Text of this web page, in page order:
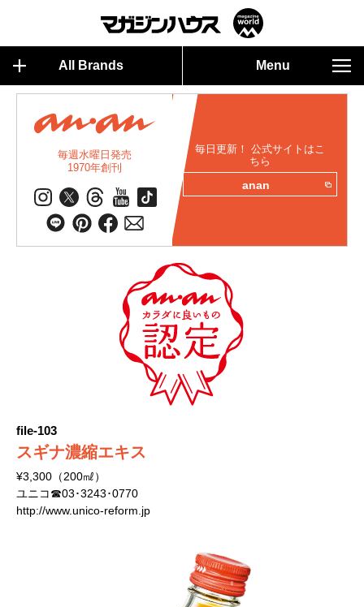
All Brands Menu
毎週水曜日発売
1970年創刊
毎日更新！ 公式サイトはこ
ちら
anan
file-103
スギナ濃縮エキス
¥3,300（200㎖）
ユニコ☎03･3243･0770
http://www.unico-reform.jp